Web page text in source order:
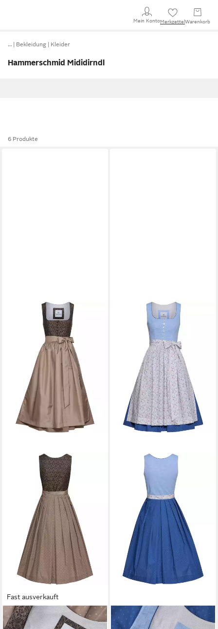
Mein KontoMerkzettel Warenkorb
… Bekleidung Kleider
Hammerschmid Mididirndl
6 Produkte
Fast ausverkauft
HAMMERSCHMIDDirndl
HAMMERSCHMID Dirndl